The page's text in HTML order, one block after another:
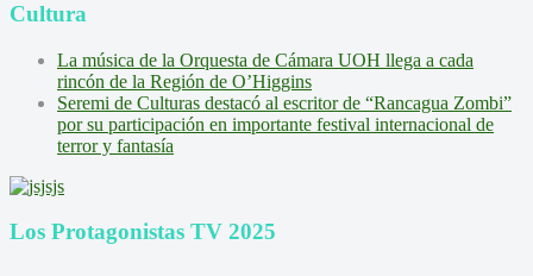
Cultura
La música de la Orquesta de Cámara UOH llega a cada
rincón de la Región de O’Higgins
Seremi de Culturas destacó al escritor de “Rancagua Zombi”
por su participación en importante festival internacional de
terror y fantasía
Los Protagonistas TV 2025